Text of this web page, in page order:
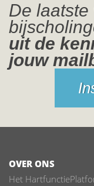
De laatste
uit de
jouw
OVER ONS
Het